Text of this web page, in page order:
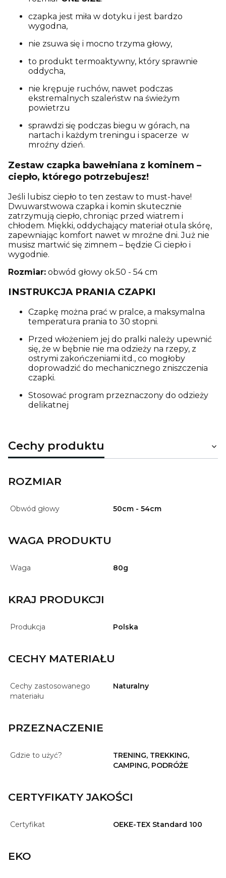
czapka jest miła w dotyku i jest bardzo
wygodna,
nie zsuwa się i mocno trzyma głowy,
to produkt termoaktywny, który sprawnie
oddycha,
nie krępuje ruchów, nawet podczas
ekstremalnych szaleństw na świeżym
powietrzu
sprawdzi się podczas biegu w górach, na
nartach i każdym treningu i spacerze w
mroźny dzień.
Zestaw czapka bawełniana z kominem –
ciepło, którego potrzebujesz!
Jeśli lubisz ciepło to ten zestaw to must-have!
Dwuwarstwowa czapka i komin skutecznie
zatrzymują ciepło, chroniąc przed wiatrem i
chłodem. Miękki, oddychający materiał otula skórę,
zapewniając komfort nawet w mroźne dni. Już nie
musisz martwić się zimnem – będzie Ci ciepło i
wygodnie.
Rozmiar: obwód głowy ok.50 - 54 cm
INSTRUKCJA PRANIA CZAPKI
Czapkę można prać w pralce, a maksymalna
temperatura prania to 30 stopni.
Przed włożeniem jej do pralki należy upewnić
się, że w bębnie nie ma odzieży na rzepy, z
ostrymi zakończeniami itd., co mogłoby
doprowadzić do mechanicznego zniszczenia
czapki.
Stosować program przeznaczony do odzieży
delikatnej
Cechy produktu
ROZMIAR
Obwód głowy 50cm - 54cm
WAGA PRODUKTU
Waga 80g
KRAJ PRODUKCJI
Produkcja Polska
CECHY MATERIAŁU
Cechy zastosowanego
materiału
Naturalny
PRZEZNACZENIE
Gdzie to użyć?
TRENING, TREKKING,
CAMPING, PODRÓŻE
CERTYFIKATY JAKOŚCI
Certyfikat OEKE-TEX Standard 100
EKO